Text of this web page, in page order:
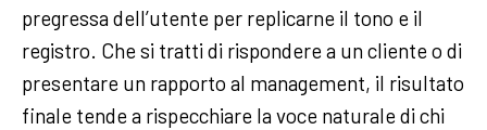
pregressa dell’utente per replicarne il tono e il
registro. Che si tratti di rispondere a un cliente o di
presentare un rapporto al management, il risultato
finale tende a rispecchiare la voce naturale di chi